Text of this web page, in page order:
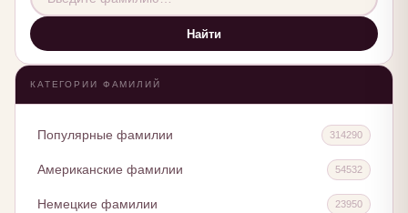
Найти
КАТЕГОРИИ ФАМИЛИЙ
Популярные фамилии 314290
Американские фамилии 54532
Немецкие фамилии 23950